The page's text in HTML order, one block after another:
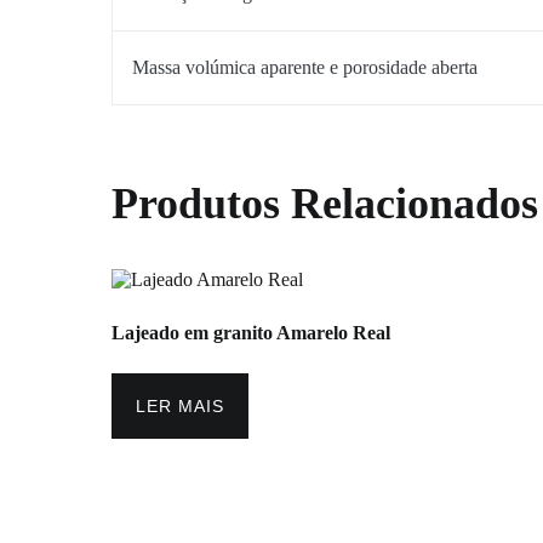
Massa volúmica aparente e porosidade aberta
Produtos Relacionados
Lajeado em granitoAmarelo Real
LER MAIS